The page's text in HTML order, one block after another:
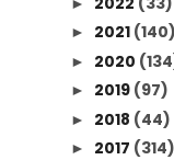
► 2021 (140)
► 2020
► 2019 (97)
► 2018 (44)
► 2017 (314)